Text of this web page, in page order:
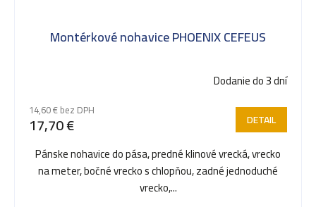
Montérkové nohavice PHOENIX CEFEUS
Dodanie do 3 dní
14,60 € bez DPH
17,70 € DETAIL
Pánske nohavice do pása, predné klinové vrecká, vrecko
na meter, bočné vrecko s chlopňou, zadné jednoduché
vrecko,...